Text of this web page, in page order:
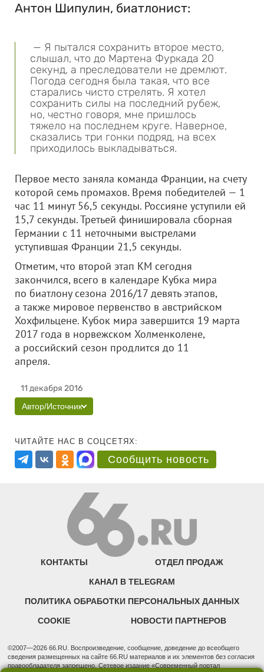
Антон Шипулин, биатлонист:
— Я пытался сохранить второе место,
слышал, что до Мартена Фуркада 20
секунд, а преследователи не дремлют.
Погода сегодня была такая, что все
старались чисто стрелять. Я хотел
сохранить силы на последний рубеж,
но, честно говоря, мне пришлось
тяжело на последнем круге. Наверное,
сказались три гонки подряд, на всех
приходилось выкладываться.
Первое место заняла команда Франции, на счету
которой семь промахов. Время победителей — 1
час 11 минут 56,5 секунды. Россияне уступили ей
15,7 секунды. Третьей финишировала сборная
Германии с 11 неточными выстрелами
уступившая Франции 21,5 секунды.
Отметим, что второй этап КМ сегодня
закончился, всего в календаре Кубка мира
по биатлону сезона 2016/17 девять этапов,
а также мировое первенство в австрийском
Хохфильцене. Кубок мира завершится 19 марта
2017 года в норвежском Холменколене,
а российский сезон продлится до 11
апреля.
11 декабря 2016
Автор/Источник
ЧИТАЙТЕ НАС В СОЦСЕТЯХ:
Сообщить новость
КОНТАКТЫ ОТДЕЛ ПРОДАЖ
КАНАЛ В TELEGRAM
ПОЛИТИКА ОБРАБОТКИ ПЕРСОНАЛЬНЫХ ДАННЫХ
COOKIE НОВОСТИ ПАРТНЕРОВ
©2007—2026 66.RU. Воспроизведение, сообщение, доведение до всеобщего
сведения размещенных на сайте 66.RU материалов и их элементов без согласия
правообладателя запрещено. Сетевое издание «Современный портал